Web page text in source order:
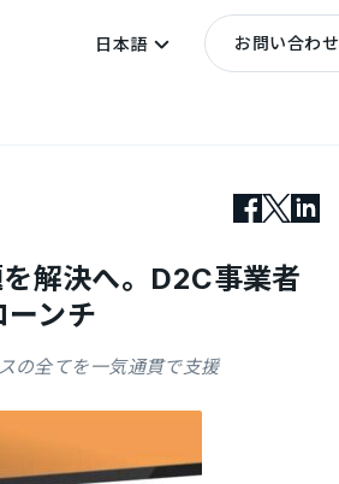
日本語 お問い合わせ
解決へ。D2C事業者
ンチ
の全てを一気通貫で支援